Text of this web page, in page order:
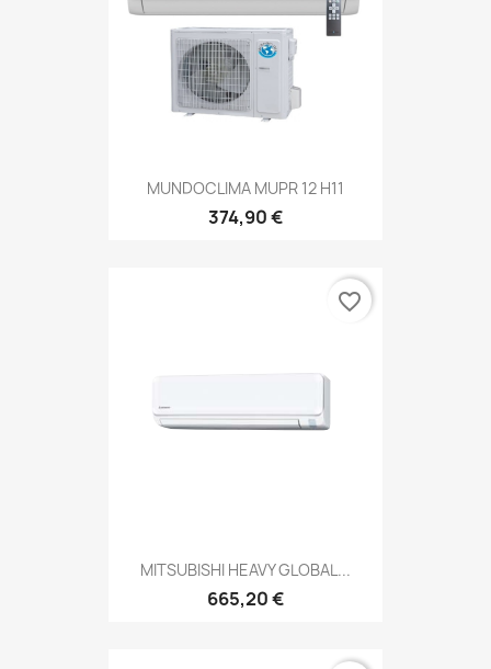
MUNDOCLIMA MUPR 12 H11
374,90 €
MITSUBISHI HEAVY GLOBAL...
665,20 €
favorite_border